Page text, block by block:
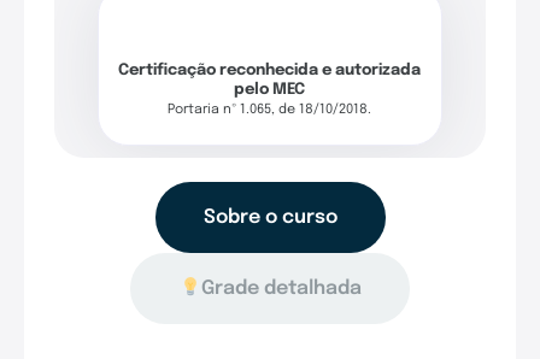
Certificação reconhecida e autorizada
pelo MEC
Portaria nº 1.065, de 18/10/2018.
Sobre o curso
Grade detalhada